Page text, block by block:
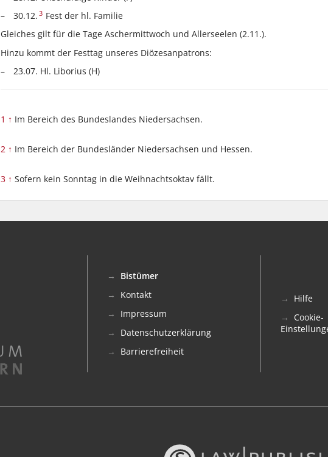
30.12. 3 Fest der hl. Familie
Gleiches gilt für die Tage Aschermittwoch und Allerseelen (2.11.).
Hinzu kommt der Festtag unseres Diözesanpatrons:
23.07. Hl. Liborius (H)
1 ↑ Im Bereich des Bundeslandes Niedersachsen.
2 ↑ Im Bereich der Bundesländer Niedersachsen und Hessen.
3 ↑ Sofern kein Sonntag in die Weihnachtsoktav fällt.
Bistümer
Kontakt
Impressum
Datenschutzerklärung
Barrierefreiheit
Hilfe
Cookie-